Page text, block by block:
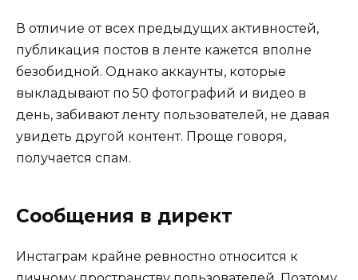
В отличие от всех предыдущих активностей,
публикация постов в ленте кажется вполне
безобидной. Однако аккаунты, которые
выкладывают по 50 фотографий и видео в
день, забивают ленту пользователей, не давая
увидеть другой контент. Проще говоря,
получается спам.
Сообщения в директ
Инстаграм крайне ревностно относится к